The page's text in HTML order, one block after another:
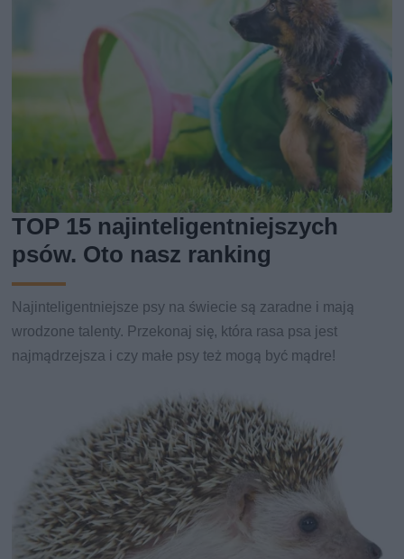
TOP 15 najinteligentniejszych
psów. Oto nasz ranking
Najinteligentniejsze psy na świecie są zaradne i mają
wrodzone talenty. Przekonaj się, która rasa psa jest
najmądrzejsza i czy małe psy też mogą być mądre!